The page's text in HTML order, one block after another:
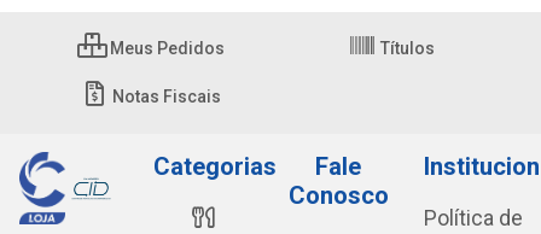
Meus Pedidos Títulos
Notas Fiscais
Categorias
Fale
Conosco
Política de